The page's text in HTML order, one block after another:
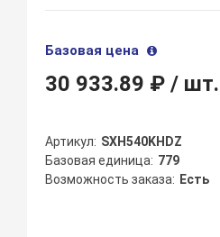
Базовая цена
30 933.89 ₽/ шт.
Артикул
SXH540KHDZ
Базовая единица 779
Возможность заказа
Есть